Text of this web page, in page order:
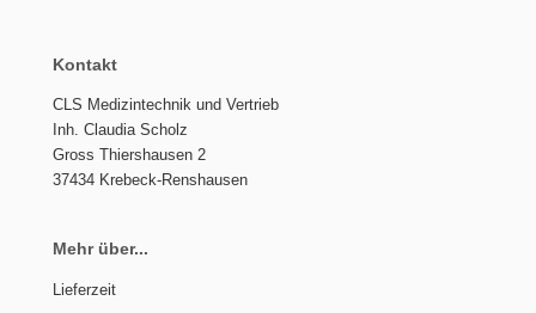
Kontakt
CLS Medizintechnik und Vertrieb
Inh. Claudia Scholz
Gross Thiershausen 2
37434 Krebeck-Renshausen
Mehr über...
Lieferzeit